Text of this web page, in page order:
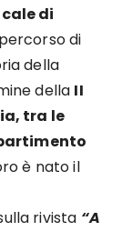
di
di
della
della II
tra le
è nato il
rivista “A